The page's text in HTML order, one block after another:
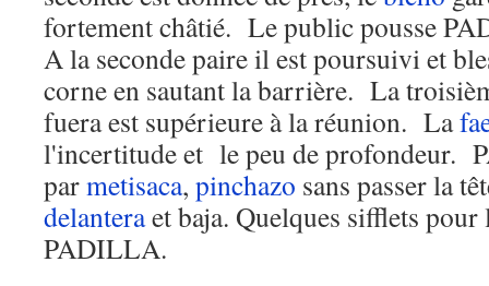
fortement châtié. Le public pousse
A la seconde paire il est poursuivi et
corne en sautant la barrière. La
fuera est supérieure à la réunion. La
l'incertitude et le peu de profondeur.
parmetisaca, pinchazo sans passer la
delanteraet baja. Quelques sifflets
PADILLA.